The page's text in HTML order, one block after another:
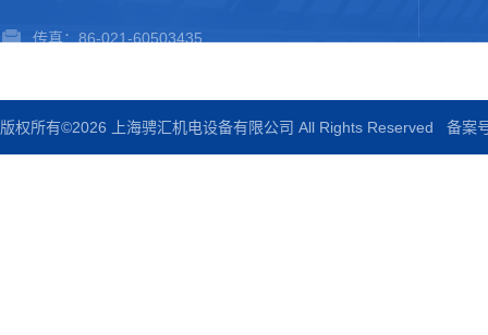
传真：86-021-60503435
版权所有©2026 上海骋汇机电设备有限公司 All Rights Reserved 备案